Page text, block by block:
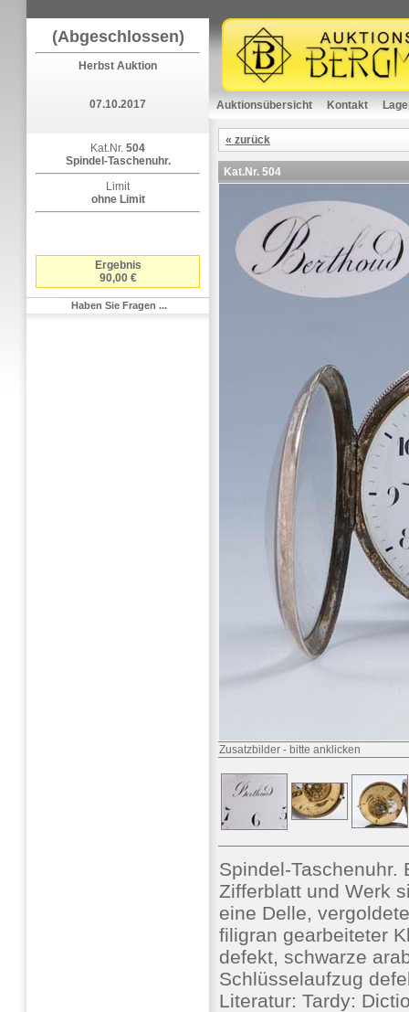
(Abgeschlossen)
Herbst Auktion
07.10.2017
Kat.Nr. 504
Spindel-Taschenuhr.
Limit
ohne Limit
Ergebnis
90,00 €
Haben Sie Fragen ...
Auktionsübersicht Kontakt
« zurück
Kat.Nr. 504
Zusatzbilder - bitte anklicken
Spindel-Taschenuhr.
Zifferblatt und Werk
eine Delle,
filigran gearbeiteter
defekt, schwarze
Schlüsselaufzug
Literatur: Tardy: